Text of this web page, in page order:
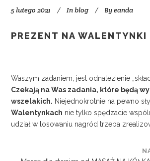
5 lutego 2021 Inblog Byeanda
PREZENT NA
Waszym zadaniem, jest odnalezienie
Czekają na Was zadania, które będą
wszelakich. Niejednokrotnie na pewno
Walentynkach nie tylko spędzacie
udział w losowaniu nagród trzeba